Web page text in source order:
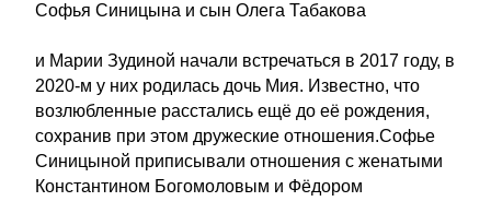
Софья Синицына и сын Олега Табакова
и Марии Зудиной начали встречаться в 2017 году, в
2020-м у них родилась дочь Мия. Известно, что
возлюбленные расстались ещё до её рождения,
сохранив при этом дружеские отношения.Софье
Синицыной приписывали отношения с женатыми
Константином Богомоловым и Фёдором